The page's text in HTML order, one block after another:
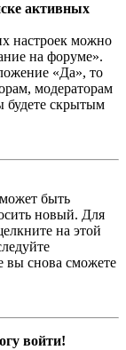
активных
настроек можно
на форуме».
«Да», то
модераторам
будете скрытым
быть
новый. Для
на этой
вы снова сможете
войти!